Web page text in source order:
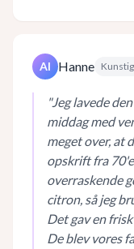
AI Hanne
"Jeg lavede
middag med
meget over, at
opskrift fra
overraskende
citron, så jeg
Det gav en
De blev vores